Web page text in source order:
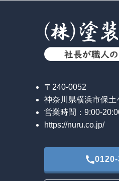
〒240-0052
神奈川県横浜市保
営業時間：9:00-
https://nuru.co.jp/
0120-